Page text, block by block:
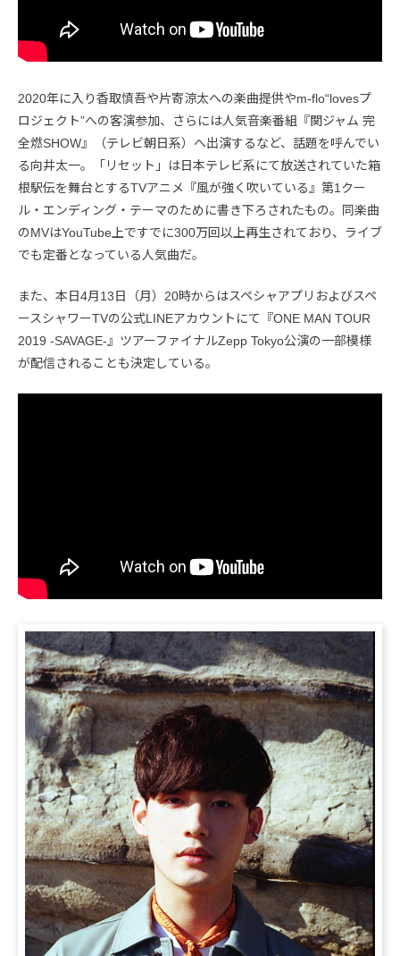
2020年に入り香取慎吾や片寄涼太への楽曲提供やm-flo“lovesプ
ロジェクト”への客演参加、さらには人気音楽番組『関ジャム 完
全燃SHOW』（テレビ朝日系）へ出演するなど、話題を呼んでい
る向井太一。「リセット」は日本テレビ系にて放送されていた箱
根駅伝を舞台とするTVアニメ『風が強く吹いている』第1クー
ル・エンディング・テーマのために書き下ろされたもの。同楽曲
のMVはYouTube上ですでに300万回以上再生されており、ライブ
でも定番となっている人気曲だ。
また、本日4月13日（月）20時からはスペシャアプリおよびスペ
ースシャワーTVの公式LINEアカウントにて『ONE MAN TOUR
2019 -SAVAGE-』ツアーファイナルZepp Tokyo公演の一部模様
が配信されることも決定している。